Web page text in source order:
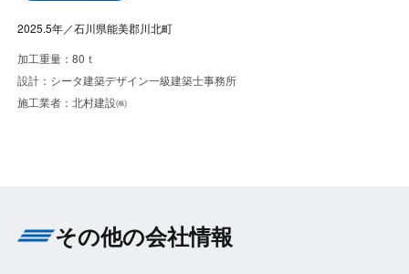
2025.5年／石川県能美郡川北町
加工重量：80ｔ
設計：シータ建築デザイン一級建築士事務所
施工業者：北村建設㈱
その他の会社情報